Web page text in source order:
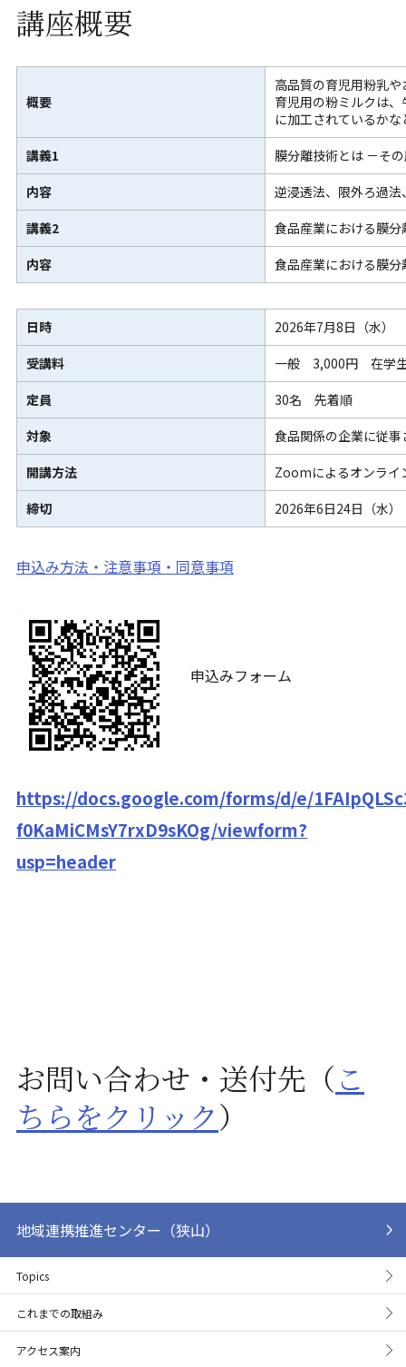
講座概要
概要
高品質の育児用粉乳
育児用の粉ミルクは
に加工されているか
講義1
膜分離技術とは －そ
内容
逆浸透法、限外ろ過
講義2
食品産業における膜
内容
食品産業における膜
日時
2026年7月8日（水）
受講料
一般 3,000円 在
定員
30名 先着順
対象
食品関係の企業に従
開講方法
Zoomによるオンライ
締切
2026年6日24日（水）
申込み方法・注意事項・同意事項
申込みフォーム
https://docs.google.com/forms/d/e/
f0KaMiCMsY7rxD9sKOg/viewform?
usp=header
お問い合わせ・送付先（こ
ちらをクリック）
地域連携推進センター（狭山）
Topics
これまでの取組み
アクセス案内